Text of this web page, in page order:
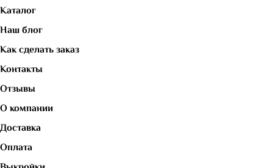
Каталог
Наш блог
Как сделать заказ
Контакты
Отзывы
О компании
Доставка
Оплата